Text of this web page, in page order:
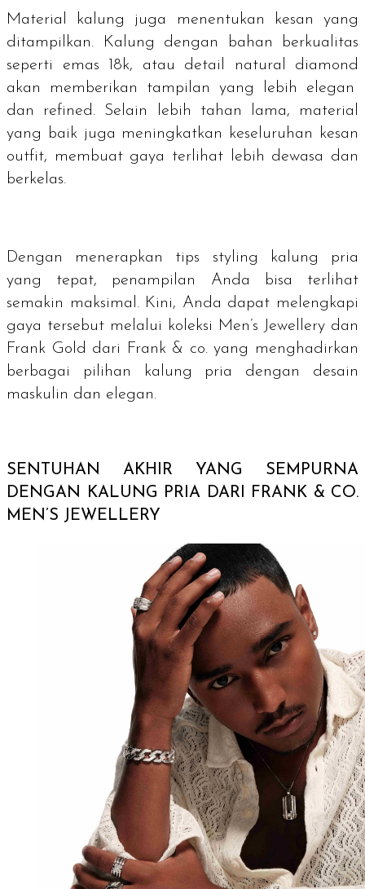
Material kalung juga menentukan kesan yang
ditampilkan. Kalung dengan bahan berkualitas
seperti emas 18k, atau detail
natural diamond
akan memberikan tampilan yang lebih elegan
dan refined. Selain lebih tahan lama, material
yang baik juga meningkatkan keseluruhan kesan
outfit, membuat gaya terlihat lebih dewasa dan
berkelas.
Dengan menerapkan tips styling
kalung pria
yang tepat, penampilan Anda bisa terlihat
semakin maksimal. Kini, Anda dapat melengkapi
gaya tersebut melalui koleksi Men’s Jewellery dan
Frank Gold dari Frank & co. yang menghadirkan
berbagai pilihan kalung pria dengan desain
maskulin dan elegan.
SENTUHAN AKHIR YANG SEMPURNA
DENGAN KALUNG PRIA DARI FRANK & CO.
MEN’S JEWELLERY